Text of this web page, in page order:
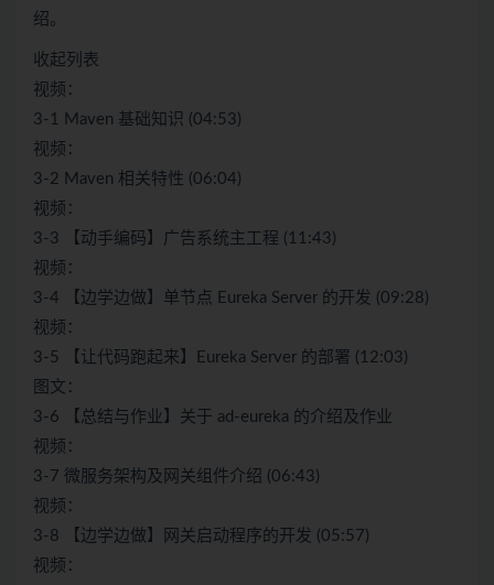
绍。
收起列表
视频：
3-1 Maven 基础知识 (04:53)
视频：
3-2 Maven 相关特性 (06:04)
视频：
3-3 【动手编码】广告系统主工程 (11:43)
视频：
3-4 【边学边做】单节点 Eureka Server 的开发 (09:28)
视频：
3-5 【让代码跑起来】Eureka Server 的部署 (12:03)
图文：
3-6 【总结与作业】关于 ad-eureka 的介绍及作业
视频：
3-7 微服务架构及网关组件介绍 (06:43)
视频：
3-8 【边学边做】网关启动程序的开发 (05:57)
视频：